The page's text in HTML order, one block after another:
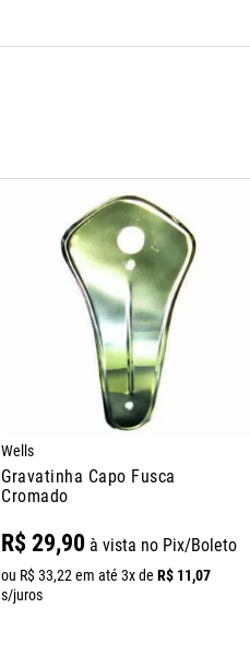
Wells
Gravatinha Capo Fusca
Cromado
R$ 29,90 à vista no Pix/Boleto
ou R$ 33,22 em até 3x de R$ 11,07
s/juros